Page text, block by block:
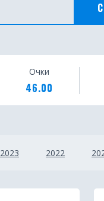
Очки
46.00
2023 2022